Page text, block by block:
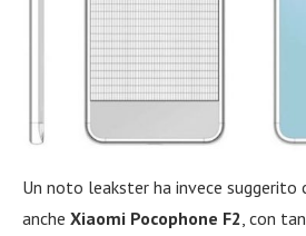
Un noto leakster ha invece suggerito
anche Xiaomi Pocophone F2 , con